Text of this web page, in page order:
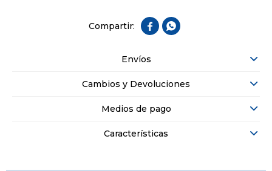
 
Envíos
Cambios y Devoluciones
Medios de pago
Características